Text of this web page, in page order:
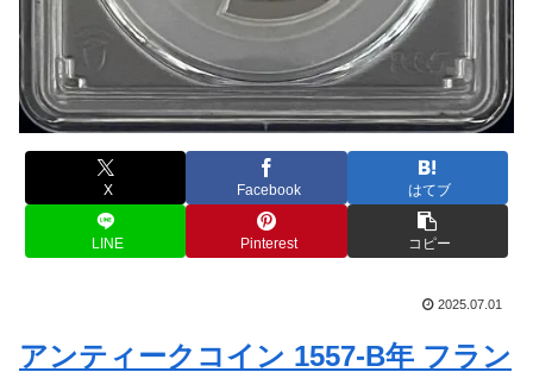
X Facebook はてブ
LINE Pinterest コピー
2025.07.01
アンティークコイン 1557-B年 フラン